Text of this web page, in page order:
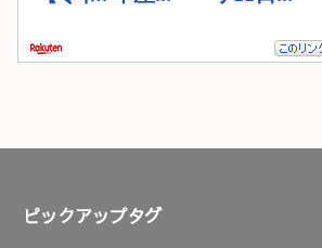
ピックアップタグ